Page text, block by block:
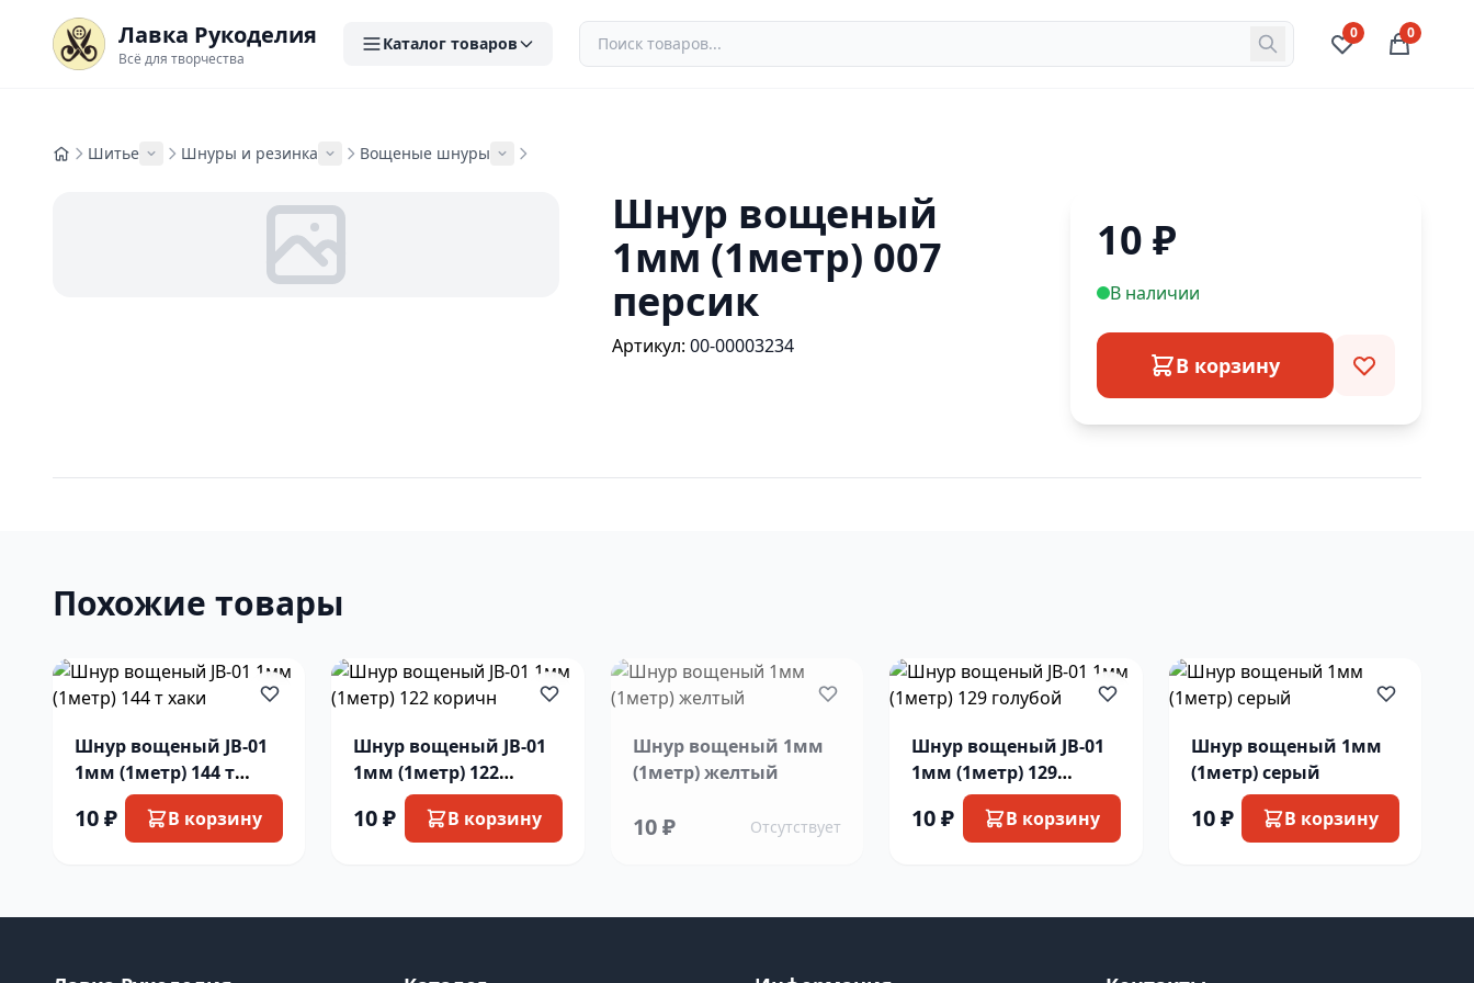
Лавка Рукоделия
Всё для творчества
Каталог товаров
0 0
Шитье Шнуры и резинка Вощеные шнуры
Шнур вощеный
1мм (1метр) 007
персик
Артикул:00-00003234
10 ₽
В наличии
В корзину
Похожие товары
Шнур вощеный JB-01
1мм (1метр) 144 т
10 ₽ В корзину
Шнур вощеный JB-01
1мм (1метр) 122
коричн
10 ₽ В корзину
Шнур вощеный 1мм
(1метр) желтый
10 ₽ Отсутствует
Шнур вощеный JB-01
1мм (1метр) 129
голубой
10 ₽ В корзину
Шнур вощеный 1мм
(1метр) серый
10 ₽ В корзину